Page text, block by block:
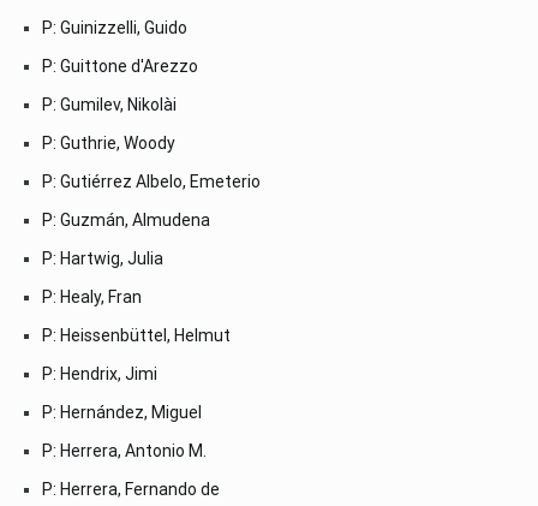
P: Guinizzelli, Guido
P: Guittone d'Arezzo
P: Gumilev, Nikolài
P: Guthrie, Woody
P: Gutiérrez Albelo, Emeterio
P: Guzmán, Almudena
P: Hartwig, Julia
P: Healy, Fran
P: Heissenbüttel, Helmut
P: Hendrix, Jimi
P: Hernández, Miguel
P: Herrera, Antonio M.
P: Herrera, Fernando de